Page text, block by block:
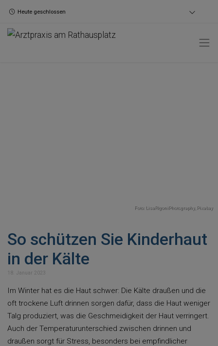
Heute geschlossen
Foto: LisaRigoniPhotography, Pixabay
So schützen Sie Kinderhaut
in der Kälte
18. Januar 2023
Im Winter hat es die Haut schwer: Die Kälte draußen und die
oft trockene Luft drinnen sorgen dafür, dass die Haut weniger
Talg produziert, was die Geschmeidigkeit der Haut verringert.
Auch der Temperaturunterschied zwischen drinnen und
draußen sorgt für Stress, besonders bei empfindlicher